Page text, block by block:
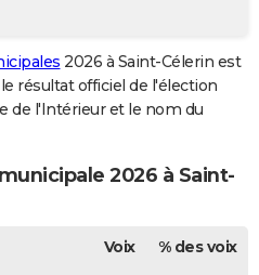
2026 à Saint-Célerin est
résultat officiel de l'élection
de l'Intérieur et le nom du
2026 à Saint-
Voix % des voix